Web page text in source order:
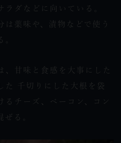
ラダなどに向いている。
は薬味や、漬物などで使う
。
、甘味と食感を大事にした
た 千切りにした大根を袋
るチーズ、ベーコン、コン
ぜる。